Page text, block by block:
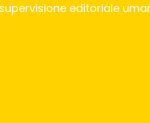
editoriale